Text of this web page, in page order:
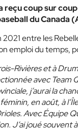
coup sur
du Canada
entre les
emploi du temps,
Rivières et à
avec Team
j’aurai la
en août, à
Avec Équipe
J’ai joué souvent